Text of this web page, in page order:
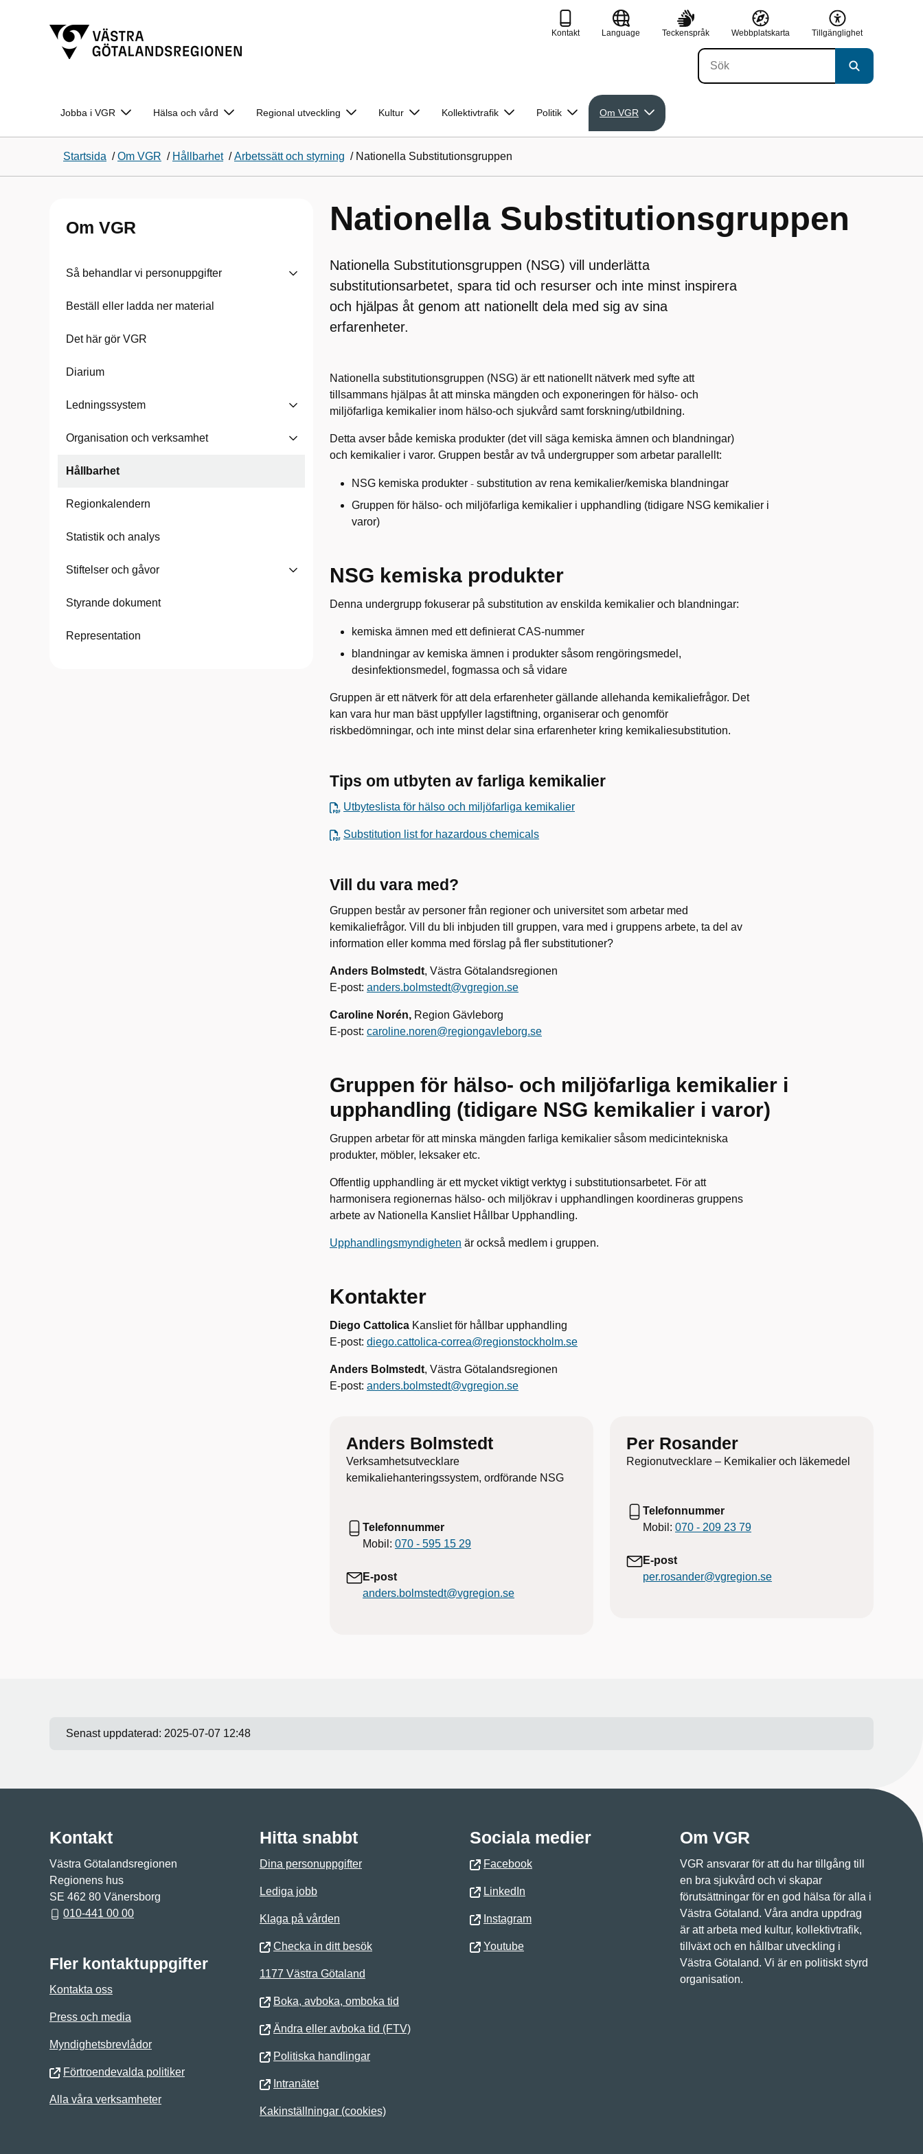
Kontakt Language Teckenspråk Webbplatskarta Tillgänglighet
Jobba i VGR Hälsa och vård Regional utveckling Kultur Kollektivtrafik Politik Om VGR
Startsida /Om VGR / Hållbarhet /Arbetssätt och styrning / Nationella Substitutionsgruppen
Om VGR
Så behandlar vi personuppgifter
Beställ eller ladda ner material
Det här gör VGR
Diarium
Ledningssystem
Organisation och verksamhet
Hållbarhet
Regionkalendern
Statistik och analys
Stiftelser och gåvor
Styrande dokument
Representation
Nationella Substitutionsgruppen
Nationella Substitutionsgruppen (NSG) vill underlätta
substitutionsarbetet, spara tid och resurser och inte minst inspirera
och hjälpas åt genom att nationellt dela med sig av sina
erfarenheter.
Nationella substitutionsgruppen (NSG) är ett nationellt nätverk med syfte att
tillsammans hjälpas åt att minska mängden och exponeringen för hälso- och
miljöfarliga kemikalier inom hälso-och sjukvård samt forskning/utbildning.
Detta avser både kemiska produkter (det vill säga kemiska ämnen och blandningar)
och kemikalier i varor. Gruppen består av två undergrupper som arbetar parallellt:
NSG kemiska produkter - substitution av rena kemikalier/kemiska blandningar
Gruppen för hälso- och miljöfarliga kemikalier i upphandling (tidigare NSG kemikalier i
varor)
NSG kemiska produkter
Denna undergrupp fokuserar på substitution av enskilda kemikalier och blandningar:
kemiska ämnen med ett definierat CAS-nummer
blandningar av kemiska ämnen i produkter såsom rengöringsmedel,
desinfektionsmedel, fogmassa och så vidare
Gruppen är ett nätverk för att dela erfarenheter gällande allehanda kemikaliefrågor. Det
kan vara hur man bäst uppfyller lagstiftning, organiserar och genomför
riskbedömningar, och inte minst delar sina erfarenheter kring kemikaliesubstitution.
Tips om utbyten av farliga kemikalier
Utbyteslista för hälso och miljöfarliga kemikalier
Substitution list for hazardous chemicals
Vill du vara med?
Gruppen består av personer från regioner och universitet som arbetar med
kemikaliefrågor. Vill du bli inbjuden till gruppen, vara med i gruppens arbete, ta del av
information eller komma med förslag på fler substitutioner?
Anders Bolmstedt, Västra Götalandsregionen
E-post: anders.bolmstedt@vgregion.se
Caroline Norén, Region Gävleborg
E-post: caroline.noren@regiongavleborg.se
Gruppen för hälso- och miljöfarliga kemikalier i
upphandling (tidigare NSG kemikalier i varor)
Gruppen arbetar för att minska mängden farliga kemikalier såsom medicintekniska
produkter, möbler, leksaker etc.
Offentlig upphandling är ett mycket viktigt verktyg i substitutionsarbetet. För att
harmonisera regionernas hälso- och miljökrav i upphandlingen koordineras gruppens
arbete av Nationella Kansliet Hållbar Upphandling.
Upphandlingsmyndigheten är också medlem i gruppen.
Kontakter
Diego Cattolica Kansliet för hållbar upphandling
E-post: diego.cattolica-correa@regionstockholm.se
Anders Bolmstedt, Västra Götalandsregionen
E-post: anders.bolmstedt@vgregion.se
Anders Bolmstedt
Verksamhetsutvecklare
kemikaliehanteringssystem, ordförande NSG
Telefonnummer
Mobil: 070 - 595 15 29
E-post
anders.bolmstedt@vgregion.se
Per Rosander
Regionutvecklare – Kemikalier och läkemedel
Telefonnummer
Mobil: 070 - 209 23 79
E-post
per.rosander@vgregion.se
Senast uppdaterad: 2025-07-07 12:48
Kontakt
Västra Götalandsregionen
Regionens hus
SE 462 80 Vänersborg
010-441 00 00
Fler kontaktuppgifter
Kontakta oss
Press och media
Myndighetsbrevlådor
Förtroendevalda politiker
Alla våra verksamheter
Hitta snabbt
Dina personuppgifter
Lediga jobb
Klaga på vården
Checka in ditt besök
1177 Västra Götaland
Boka, avboka, omboka tid
Ändra eller avboka tid (FTV)
Politiska handlingar
Intranätet
Kakinställningar (cookies)
Sociala medier
Facebook
LinkedIn
Instagram
Youtube
Om VGR
VGR ansvarar för att du har tillgång till
en bra sjukvård och vi skapar
förutsättningar för en god hälsa för alla i
Västra Götaland. Våra andra uppdrag
är att arbeta med kultur, kollektivtrafik,
tillväxt och en hållbar utveckling i
Västra Götaland. Vi är en politiskt styrd
organisation.